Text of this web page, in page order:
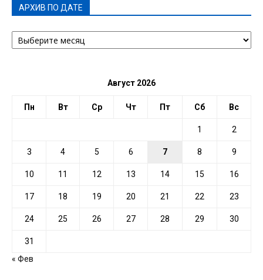
АРХИВ ПО ДАТЕ
АРХИВ
ПО
Август 2026
Пн Вт Ср Чт Пт Сб Вс
1 2
3 4 5 6 7 8 9
10 11 12 13 14 15 16
17 18 19 20 21 22 23
24 25 26 27 28 29 30
31
« Фев